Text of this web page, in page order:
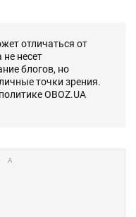
отличаться от
несет
блогов, но
точки зрения.
OBOZ.UA